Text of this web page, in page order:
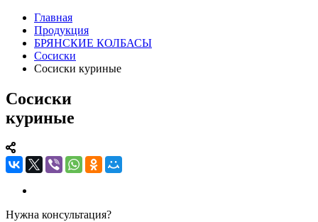
Главная
Продукция
БРЯНСКИЕ КОЛБАСЫ
Сосиски
Сосиски куриные
Сосиски
куриные
Нужна консультация?